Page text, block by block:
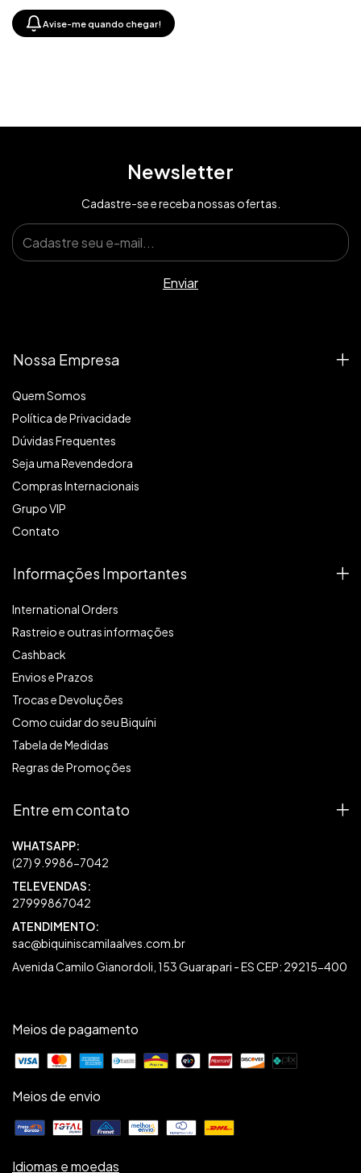
Avise-me quando chegar!
Newsletter
Cadastre-se e receba nossas ofertas.
Nossa Empresa
Quem Somos
Política de Privacidade
Dúvidas Frequentes
Seja uma Revendedora
Compras Internacionais
Grupo VIP
Contato
Informações Importantes
International Orders
Rastreio e outras informações
Cashback
Envios e Prazos
Trocas e Devoluções
Como cuidar do seu Biquíni
Tabela de Medidas
Regras de Promoções
Entre em contato
27999867042
sac@biquiniscamilaalves.com.br
Avenida Camilo Gianordoli, 153 Guarapari - ES CEP: 29215-400
Meios de pagamento
Meios de envio
Idiomas e moedas